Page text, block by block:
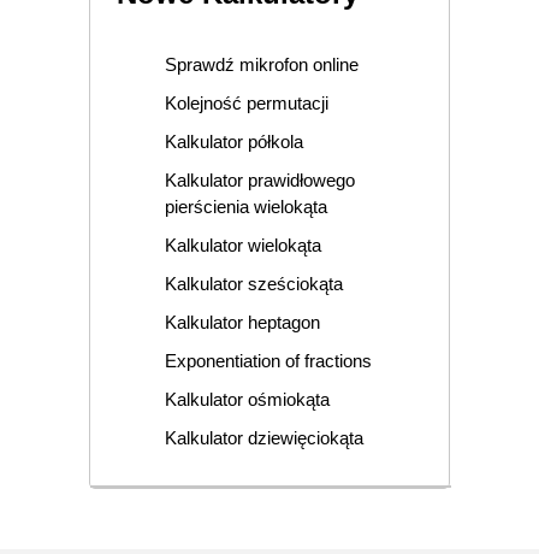
Sprawdź mikrofon online
Kolejność permutacji
Kalkulator półkola
Kalkulator prawidłowego
pierścienia wielokąta
Kalkulator wielokąta
Kalkulator sześciokąta
Kalkulator heptagon
Exponentiation of fractions
Kalkulator ośmiokąta
Kalkulator dziewięciokąta